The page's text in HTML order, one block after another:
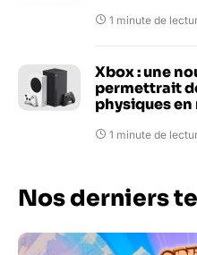
1 minute de
Xbox : une
permettrait
physiques
1 minute de
Nos derniers